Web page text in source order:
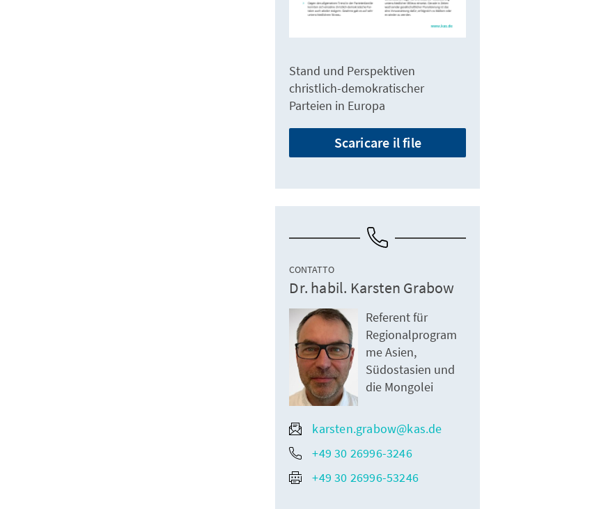
Stand und Perspektiven
christlich-demokratischer
Parteien in Europa
Scaricare il file
CONTATTO
Dr. habil. Karsten Grabow
Referent für
Regionalprogram
me Asien,
Südostasien und
die Mongolei
karsten.grabow@kas.de
+49 30 26996-3246
+49 30 26996-53246